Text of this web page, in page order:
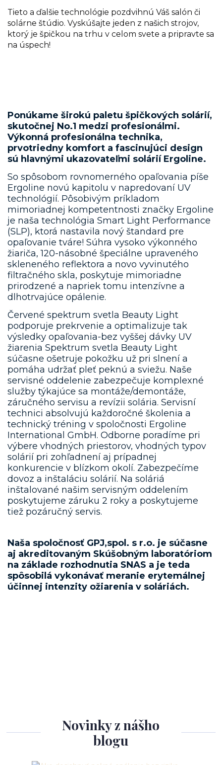
Tieto a ďalšie technológie pozdvihnú Váš salón či
solárne štúdio. Vyskúšajte jeden z našich strojov,
ktorý je špičkou na trhu v celom svete a pripravte sa
na úspech!
Ponúkame širokú paletu špičkových solárií,
skutočnej No.1 medzi profesionálmi.
Výkonná profesionálna technika,
prvotriedny komfort a fascinujúci design
sú hlavnými ukazovateľmi solárií Ergoline.
So spôsobom rovnomerného opaľovania píše
Ergoline novú kapitolu v napredovaní UV
technológií. Pôsobivým príkladom
mimoriadnej kompetentnosti značky Ergoline
je naša technológia Smart Light Performance
(SLP), ktorá nastavila nový štandard pre
opaľovanie tváre! Súhra vysoko výkonného
žiariča, 120-násobné špeciálne upraveného
skleneného reflektora a novo vyvinutého
filtračného skla, poskytuje mimoriadne
prirodzené a napriek tomu intenzívne a
dlhotrvajúce opálenie.
Červené spektrum svetla Beauty Light
podporuje prekrvenie a optimalizuje tak
výsledky opaľovania-bez vyššej dávky UV
žiarenia Spektrum svetla Beauty Light
súčasne ošetruje pokožku už pri slnení a
pomáha udržať pleť peknú a sviežu. Naše
servisné oddelenie zabezpečuje komplexné
služby týkajúce sa montáže/demontáže,
záručného servisu a revízii solária. Servisní
technici absolvujú každoročné školenia a
technický tréning v spoločnosti Ergoline
International GmbH. Odborne poradíme pri
výbere vhodných priestorov, vhodných typov
solárií pri zohľadnení aj prípadnej
konkurencie v blízkom okolí. Zabezpečíme
dovoz a inštaláciu solárií. Na soláriá
inštalované našim servisným oddelením
poskytujeme záruku 2 roky a poskytujeme
tiež pozáručný servis.
Naša spoločnosť GPJ,spol. s r.o. je súčasne
aj akreditovaným Skúšobným laboratóriom
na základe rozhodnutia SNAS a je teda
spôsobilá vykonávať meranie erytemálnej
účinnej intenzity ožiarenia v soláriách.
Novinky z nášho
blogu